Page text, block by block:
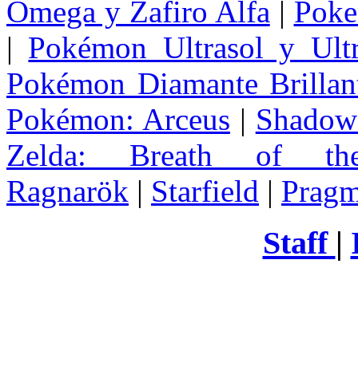
Omega y Zafiro Alfa |
| Pokémon Ultrasol y
Pokémon Diamante
Pokémon: Arceus |
Zelda: Breath of
Ragnarök | Starfield |
Staff |